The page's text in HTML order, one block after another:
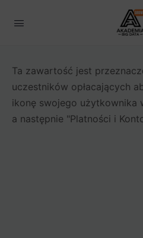
Ta zawartość jest
uczestników opłacających
ikonę swojego użytkownika
a następnie "Platności i